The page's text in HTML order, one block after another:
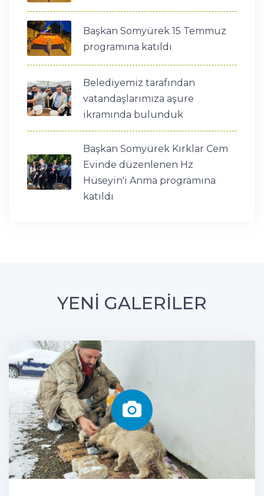
Başkan Somyürek 15 Temmuz
programına katıldı
Belediyemiz tarafından
vatandaşlarımıza aşure
ikramında bulunduk
Başkan Somyürek Kırklar Cem
Evinde düzenlenen Hz
Hüseyin'i Anma programına
katıldı
YENİ GALERİLER